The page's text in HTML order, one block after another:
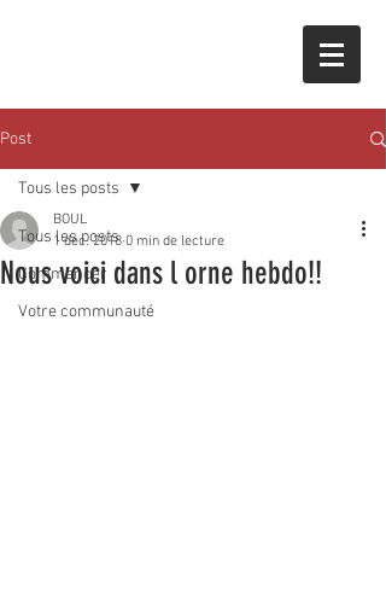
Post
Tous les posts
Commencer
Votre communauté
Tous les posts
Nous voici dans l orne hebdo!!
BOUL
1 déc. 2018 0 min de lecture